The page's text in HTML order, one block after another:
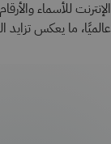
الإنترنت للأسماء
عالميًا، ما يعكس